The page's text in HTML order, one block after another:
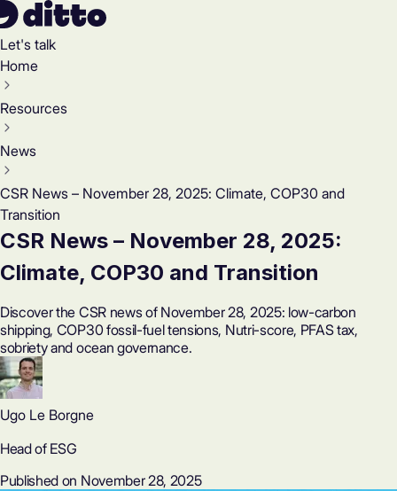
Let's talk
Home
Resources
News
CSR News – November 28, 2025: Climate, COP30 and
Transition
CSR News – November 28, 2025:
Climate, COP30 and Transition
Discover the CSR news of November 28, 2025: low-carbon
shipping, COP30 fossil-fuel tensions, Nutri-score, PFAS tax,
sobriety and ocean governance.
Ugo Le Borgne
Head of ESG
Published on November 28, 2025